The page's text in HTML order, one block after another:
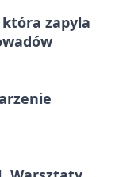
która zapyla